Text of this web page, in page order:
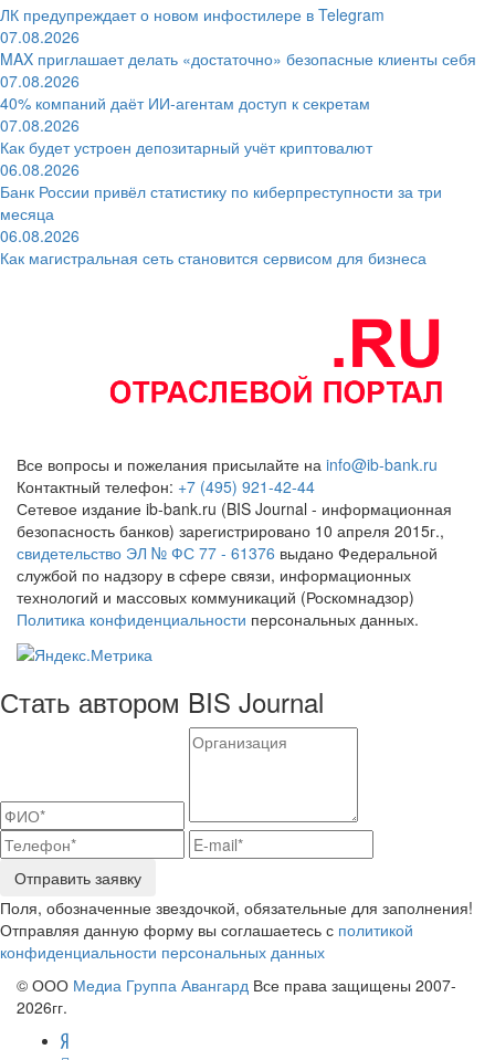
ЛК предупреждает о новом инфостилере в Telegram
07.08.2026
MAX приглашает делать «достаточно» безопасные клиенты себя
07.08.2026
40% компаний даёт ИИ‑агентам доступ к секретам
07.08.2026
Как будет устроен депозитарный учёт криптовалют
06.08.2026
Банк России привёл статистику по киберпреступности за три
месяца
06.08.2026
Как магистральная сеть становится сервисом для бизнеса
Все вопросы и пожелания присылайте на info@ib-bank.ru
Контактный телефон: +7 (495) 921-42-44
Сетевое издание ib-bank.ru (BIS Journal - информационная
безопасность банков) зарегистрировано 10 апреля 2015г.,
свидетельство ЭЛ № ФС 77 - 61376 выдано Федеральной
службой по надзору в сфере связи, информационных
технологий и массовых коммуникаций (Роскомнадзор)
Политика конфиденциальности персональных данных.
Стать автором BIS Journal
Отправить заявку
Поля, обозначенные звездочкой, обязательные для заполнения!
Отправляя данную форму вы соглашаетесь с политикой
конфиденциальности персональных данных
© ООО Медиа Группа Авангард Все права защищены 2007-
2026гг.